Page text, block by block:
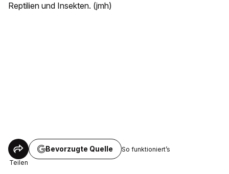
Reptilien und Insekten. (jmh)
Teilen
Bevorzugte Quelle So funktioniert’s